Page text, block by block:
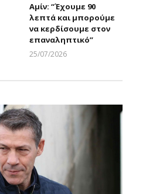
Αμίν: “Έχουμε 90
λεπτά και μπορούμε
να κερδίσουμε στον
επαναληπτικό”
25/07/2026